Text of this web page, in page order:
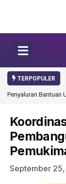
TERPOPULER
Penyaluran Bantuan
September